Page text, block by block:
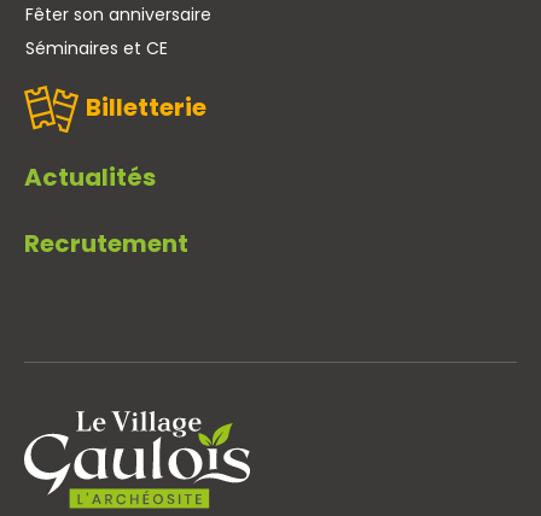
Fêter son anniversaire
Séminaires et CE
Billetterie
Actualités
Recrutement